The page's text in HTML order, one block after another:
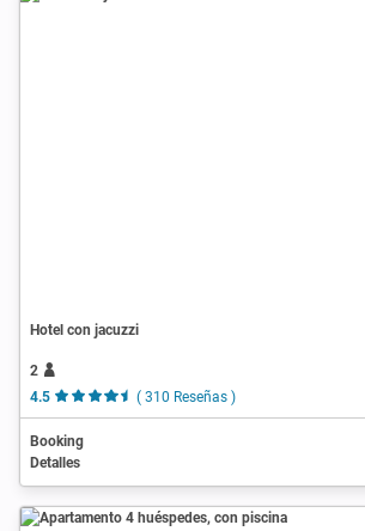
Hotel con jacuzzi
2
4.5
( 310 Reseñas )
Booking
Detalles